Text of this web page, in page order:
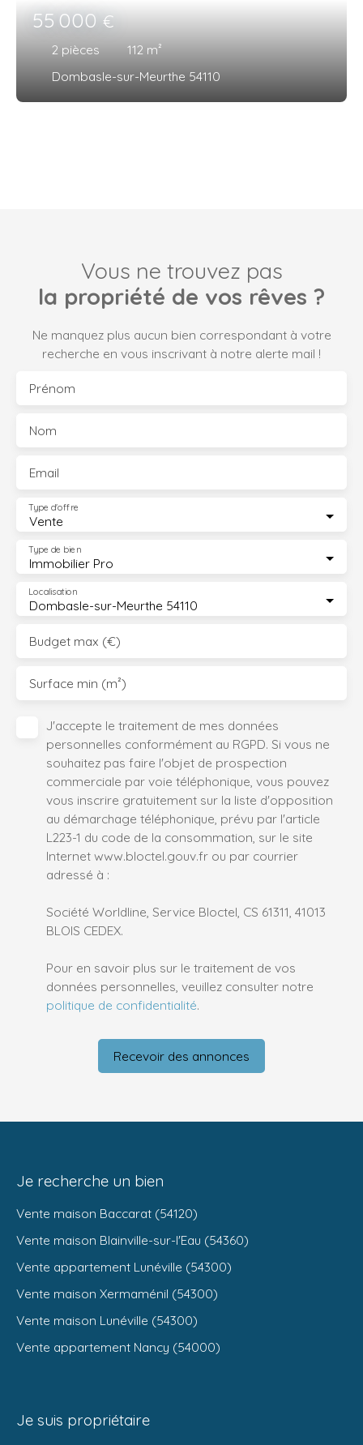
55 000€
2 pièces 112 m²
Dombasle-sur-Meurthe 54110
Vous ne trouvez pas
la propriété de vos rêves ?
Ne manquez plus aucun bien correspondant à votre
recherche en vous inscrivant à notre alerte mail !
Prénom
Nom
Email
Vente
Type d'offre
Immobilier Pro
Type de bien
Dombasle-sur-Meurthe 54110
Localisation
Budget max (€)
Surface min (m²)
J'accepte le traitement de mes données
personnelles conformément au RGPD. Si vous ne
souhaitez pas faire l'objet de prospection
commerciale par voie téléphonique, vous pouvez
vous inscrire gratuitement sur la liste d'opposition
au démarchage téléphonique, prévu par l'article
L223-1 du code de la consommation, sur le site
Internet www.bloctel.gouv.fr ou par courrier
adressé à :
Société Worldline, Service Bloctel, CS 61311, 41013
BLOIS CEDEX.
Pour en savoir plus sur le traitement de vos
données personnelles, veuillez consulter notre
politique de confidentialité.
Recevoir des annonces
Je recherche un bien
Vente maison Baccarat (54120)
Vente maison Blainville-sur-l'Eau (54360)
Vente appartement Lunéville (54300)
Vente maison Xermaménil (54300)
Vente maison Lunéville (54300)
Vente appartement Nancy (54000)
Je suis propriétaire